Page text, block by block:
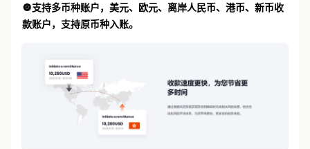
🔘支持多币种账户，美元、欧元、离岸人民币、港币、新币收
款账户，支持原币种入账。